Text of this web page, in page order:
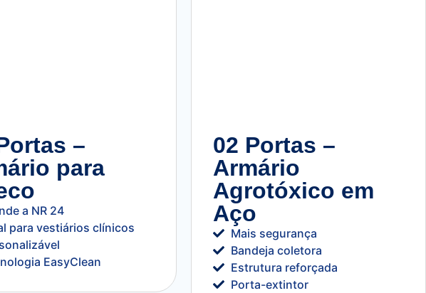
–
para
a NR 24
para vestiários clínicos
EasyClean
02 Portas –
Armário
Agrotóxico em
Aço
Mais segurança
Bandeja coletora
Estrutura reforçada
Porta-extintor